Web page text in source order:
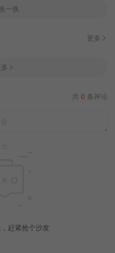
一换
更多
共 0 条评论
赶紧抢个沙发